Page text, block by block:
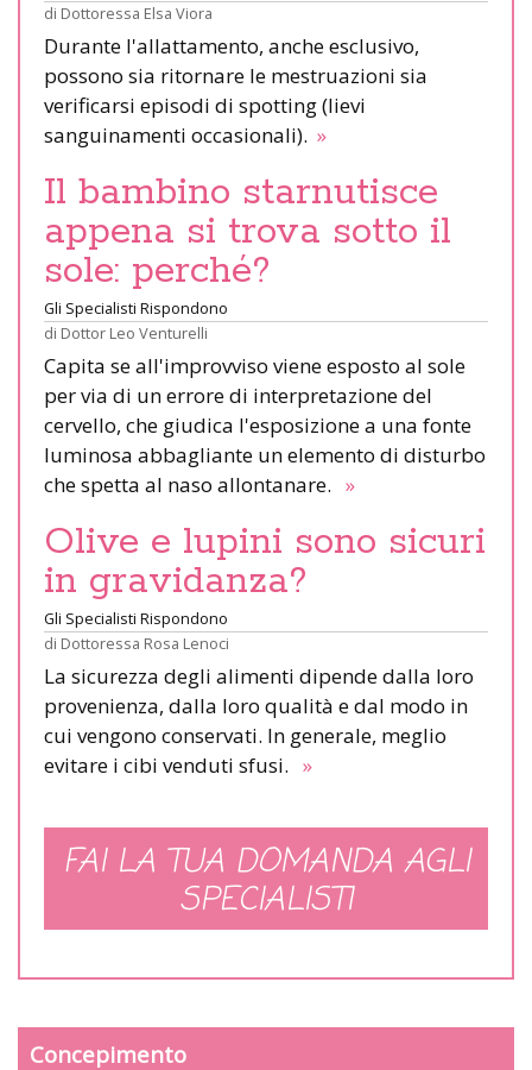
di Dottoressa Elsa Viora
Durante l'allattamento, anche esclusivo,
possono sia ritornare le mestruazioni sia
verificarsi episodi di spotting (lievi
sanguinamenti occasionali). »
Il bambino starnutisce
appena si trova sotto il
sole: perché?
Gli Specialisti Rispondono
di Dottor Leo Venturelli
Capita se all'improvviso viene esposto al sole
per via di un errore di interpretazione del
cervello, che giudica l'esposizione a una fonte
luminosa abbagliante un elemento di disturbo
che spetta al naso allontanare. »
Olive e lupini sono sicuri
in gravidanza?
Gli Specialisti Rispondono
di Dottoressa Rosa Lenoci
La sicurezza degli alimenti dipende dalla loro
provenienza, dalla loro qualità e dal modo in
cui vengono conservati. In generale, meglio
evitare i cibi venduti sfusi. »
FAI LA TUA DOMANDA AGLI
SPECIALISTI
Concepimento